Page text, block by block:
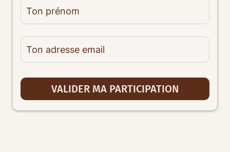
VALIDER MA PARTICIPATION